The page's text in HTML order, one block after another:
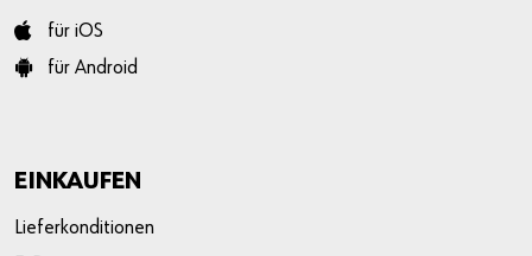
für iOS
für Android
EINKAUFEN
Lieferkonditionen